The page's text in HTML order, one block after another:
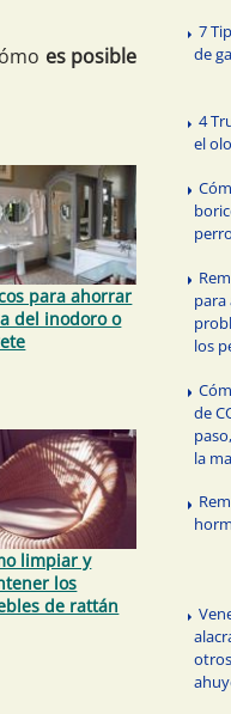
es posible
para ahorrar
del inodoro o
limpiar y
los
de rattán
7
de
4
el
para
los
de
la